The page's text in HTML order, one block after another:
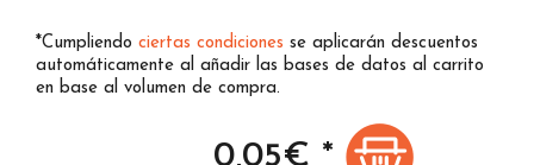
*Cumpliendo ciertas condiciones se aplicarán descuentos
automáticamente al añadir las bases de datos al carrito
en base al volumen de compra.
0,05€ *